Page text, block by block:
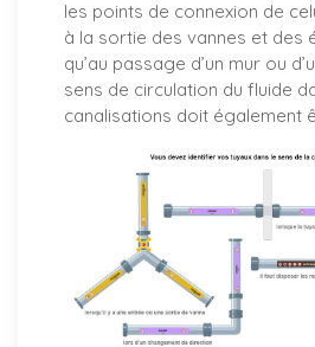
les points de connexion de
à la sortie des vannes et des
qu’au passage d’un mur ou
sens de circulation du fluide
canalisations doit également